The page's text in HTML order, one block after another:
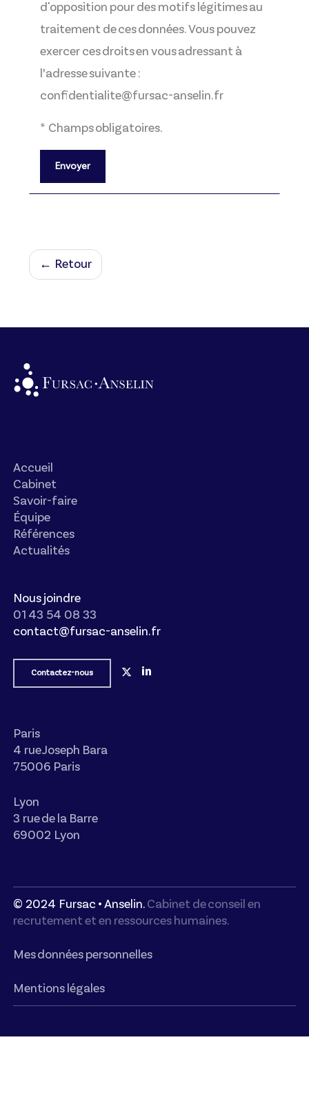
d'opposition pour des motifs légitimes au
traitement de ces données. Vous pouvez
exercer ces droits en vous adressant à
l’adresse suivante :
confidentialite@fursac-anselin.fr
* Champs obligatoires.
Envoyer
← Retour
Accueil
Cabinet
Savoir-faire
Équipe
Références
Actualités
Nous joindre
01 43 54 08 33
contact@fursac-anselin.fr
Contactez-nous
Paris
4 rue Joseph Bara
75006 Paris
Lyon
3 rue de la Barre
69002 Lyon
© 2024 Fursac • Anselin. Cabinet de conseil en
recrutement et en ressources humaines.
Mes données personnelles
Mentions légales